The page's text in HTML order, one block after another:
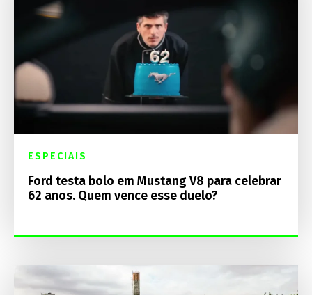
ESPECIAIS
Ford testa bolo em Mustang V8 para celebrar
62 anos. Quem vence esse duelo?